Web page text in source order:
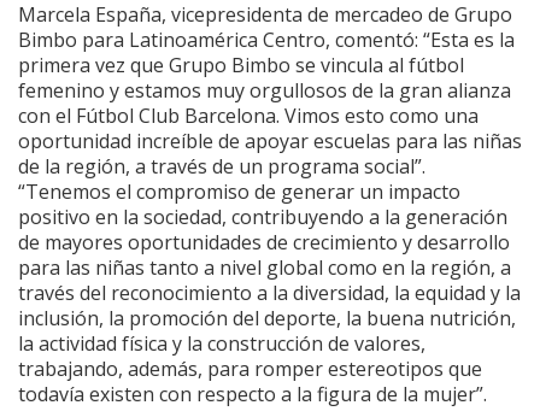
Marcela España, vicepresidenta de mercadeo de Grupo
Bimbo para Latinoamérica Centro, comentó: “Esta es la
primera vez que Grupo Bimbo se vincula al fútbol
femenino y estamos muy orgullosos de la gran alianza
con el Fútbol Club Barcelona. Vimos esto como una
oportunidad increíble de apoyar escuelas para las niñas
de la región, a través de un programa social”.
“Tenemos el compromiso de generar un impacto
positivo en la sociedad, contribuyendo a la generación
de mayores oportunidades de crecimiento y desarrollo
para las niñas tanto a nivel global como en la región, a
través del reconocimiento a la diversidad, la equidad y la
inclusión, la promoción del deporte, la buena nutrición,
la actividad física y la construcción de valores,
trabajando, además, para romper estereotipos que
todavía existen con respecto a la figura de la mujer”.